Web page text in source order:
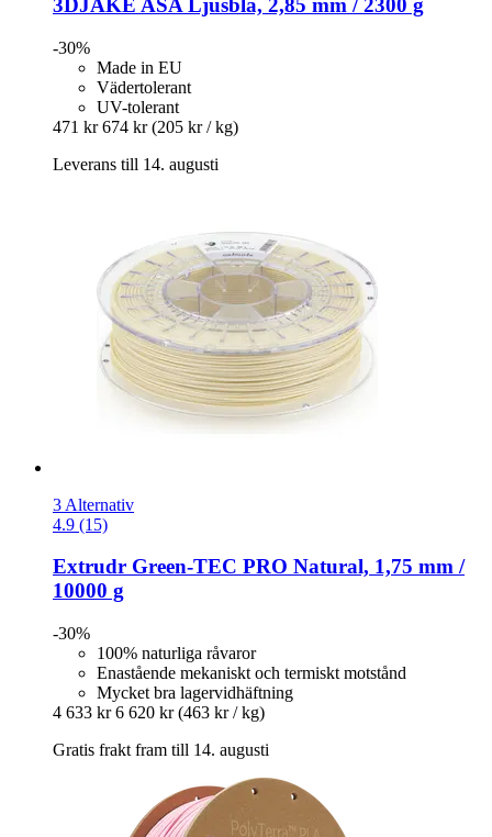
3DJAKE ASA Ljusblå, 2,85 mm / 2300 g
-30%
Made in EU
Vädertolerant
UV-tolerant
471 kr 674 kr (205 kr / kg)
Leverans till 14. augusti
3 Alternativ
4.9 (15)
Extrudr Green-​TEC PRO Natural, 1,75 mm /
10000 g
-30%
100% naturliga råvaror
Enastående mekaniskt och termiskt motstånd
Mycket bra lagervidhäftning
4 633 kr 6 620 kr (463 kr / kg)
Gratis frakt fram till 14. augusti